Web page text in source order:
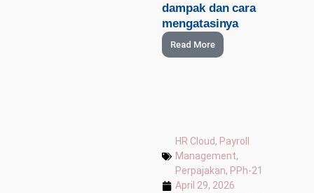
dampak dan cara
mengatasinya
Read More
HR Cloud, Payroll
Management,
Perpajakan, PPh-21
April 29, 2026